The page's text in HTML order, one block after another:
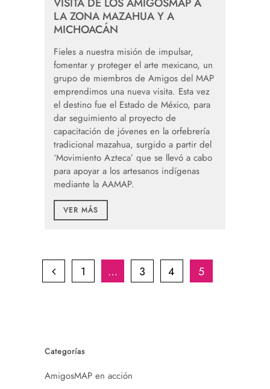
VISITA DE LOS AMIGOSMAP A
LA ZONA MAZAHUA Y A
MICHOACÁN
Fieles a nuestra misión de impulsar,
fomentar y proteger el arte mexicano, un
grupo de miembros de Amigos del MAP
emprendimos una nueva visita. Esta vez
el destino fue el Estado de México, para
dar seguimiento al proyecto de
capacitación de jóvenes en la orfebrería
tradicional mazahua, surgido a partir del
‘Movimiento Azteca’ que se llevó a cabo
para apoyar a los artesanos indígenas
mediante la AAMAP.
VER MÁS
1 … 3 4 5
Categorías
AmigosMAP en acción